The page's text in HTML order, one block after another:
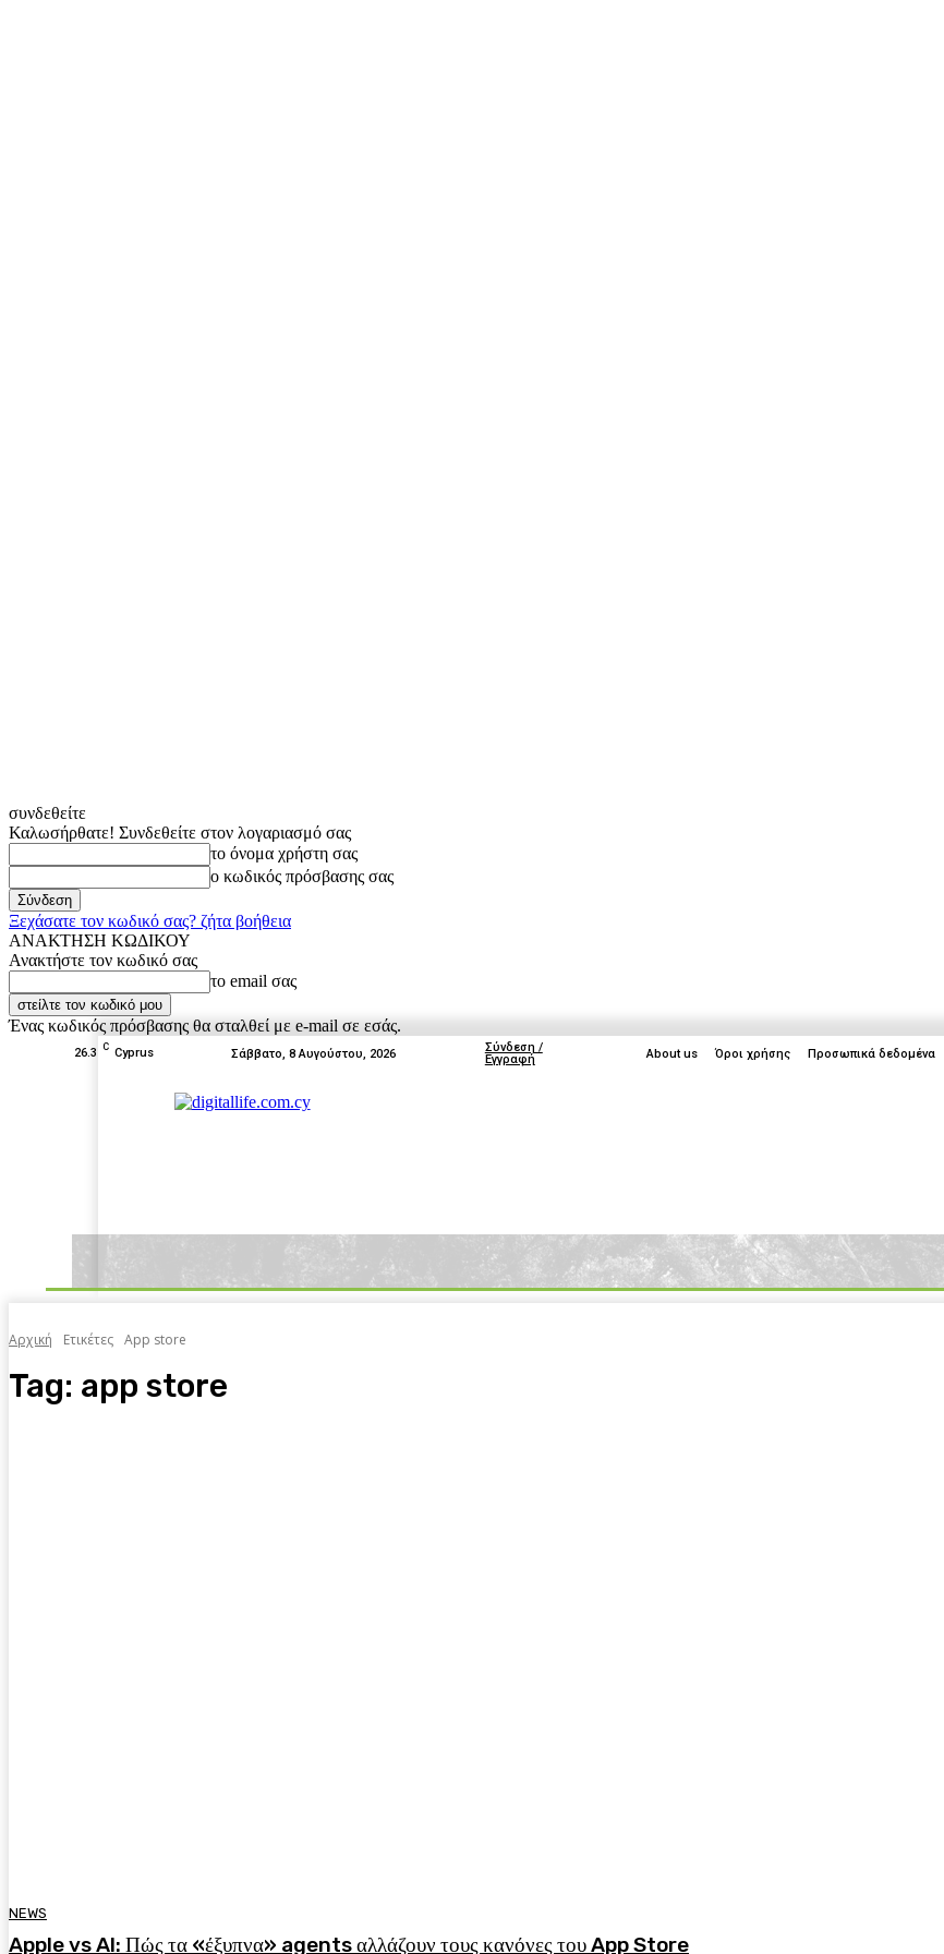
συνδεθείτε
Καλωσήρθατε! Συνδεθείτε στον λογαριασμό σας
το όνομα χρήστη σας
ο κωδικός πρόσβασης σας
Ξεχάσατε τον κωδικό σας? ζήτα βοήθεια
ΑΝΑΚΤΗΣΗ ΚΩΔΙΚΟΥ
Ανακτήστε τον κωδικό σας
το email σας
Ένας κωδικός πρόσβασης θα σταλθεί με e-mail σε εσάς.
26.3 C Cyprus Σάββατο, 8 Αυγούστου, 2026
Σύνδεση /
Εγγραφή
About us Όροι χρήσης Προσωπικά δεδομένα
Tests Box Office Life Gaming TV Cyprus
Αρχική Ετικέτες App store
Tag: app store
NEWS
Apple vs AI: Πώς τα «έξυπνα» agents αλλάζουν τους κανόνες του App Store